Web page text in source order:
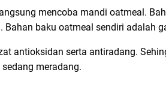
mencoba mandi oatmeal.
baku oatmeal sendiri adalah
antioksidan serta antiradang.
meradang.